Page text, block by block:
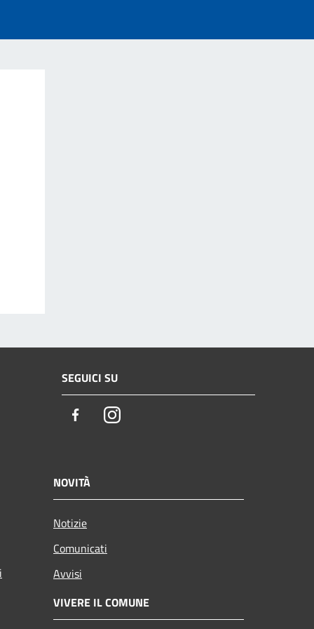
SEGUICI SU
FacebookInstagram
NOVITÀ
Notizie
Comunicati
Avvisi
VIVERE IL COMUNE